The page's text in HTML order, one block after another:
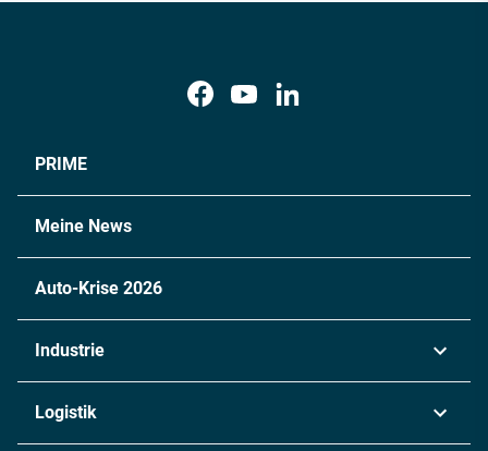
PRIME
Meine News
Auto-Krise 2026
Industrie
Logistik